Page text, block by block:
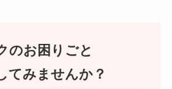
のお困りごと
てみませんか？